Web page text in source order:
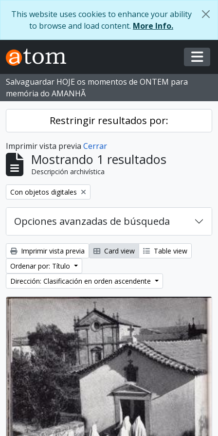
This website uses cookies to enhance your ability
to browse and load content. More Info.
Salvaguardar HOJE os momentos de ONTEM para
memória do AMANHÃ
Restringir resultados por:
Imprimir vista previa Cerrar
Mostrando 1 resultados
Descripción archivística
Remove filter:
Con objetos digitales
Opciones avanzadas de búsqueda
Imprimir vista previa Card view
Table view
Ordenar por: Título
Dirección: Clasificación en orden ascendente